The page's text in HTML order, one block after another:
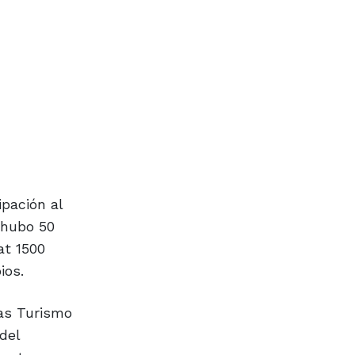
al
50
1500
Turismo